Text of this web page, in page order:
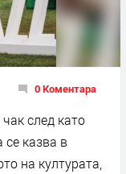
0 Коментара
след като
казва в
на културата,